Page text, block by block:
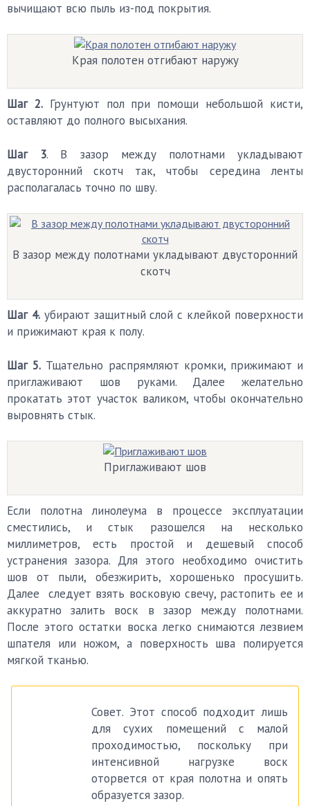
вычищают всю пыль из-под покрытия.
Края полотен отгибают наружу
Шаг 2.Грунтуют пол при помощи небольшой кисти,
оставляют до полного высыхания.
Шаг 3. В зазор между полотнами укладывают
двусторонний скотч так, чтобы середина ленты
располагалась точно по шву.
В зазор между полотнами укладывают двусторонний
скотч
Шаг 4.убирают защитный слой с клейкой поверхности
и прижимают края к полу.
Шаг 5. Тщательно распрямляют кромки, прижимают и
приглаживают шов руками. Далее желательно
прокатать этот участок валиком, чтобы окончательно
выровнять стык.
Приглаживают шов
Если полотна линолеума в процессе эксплуатации
сместились, и стык разошелся на несколько
миллиметров, есть простой и дешевый способ
устранения зазора. Для этого необходимо очистить
шов от пыли, обезжирить, хорошенько просушить.
Далее следует взять восковую свечу, растопить ее и
аккуратно залить воск в зазор между полотнами.
После этого остатки воска легко снимаются лезвием
шпателя или ножом, а поверхность шва полируется
мягкой тканью.
Совет. Этот способ подходит лишь
для сухих помещений с малой
проходимостью, поскольку при
интенсивной нагрузке воск
оторвется от края полотна и опять
образуется зазор.